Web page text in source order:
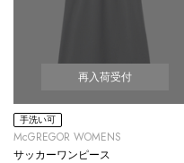
再入荷受付
手洗い可
McGREGOR WOMENS
サッカーワンピース